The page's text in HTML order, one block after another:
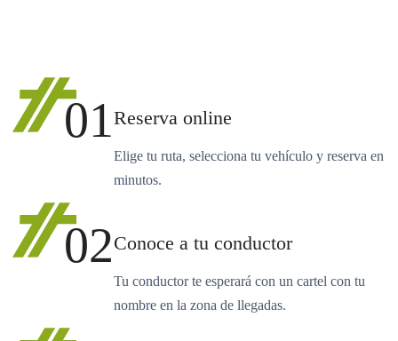
01Reserva online
Elige tu ruta, selecciona tu vehículo y reserva en
minutos.
02Conoce a tu conductor
Tu conductor te esperará con un cartel con tu
nombre en la zona de llegadas.